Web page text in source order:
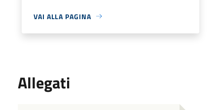
VAI ALLA PAGINA
Allegati